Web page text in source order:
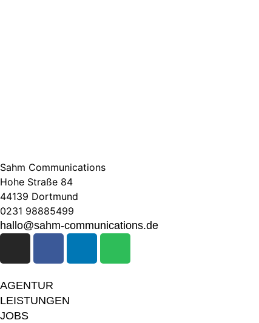
Sahm Communications
Hohe Straße 84
44139 Dortmund
0231 98885499
hallo@sahm-communications.de
AGENTUR
LEISTUNGEN
JOBS